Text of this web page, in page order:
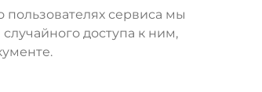
сервиса мы
доступа к ним,